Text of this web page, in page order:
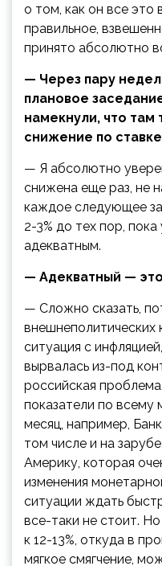
о том, как он все это
правильное,
принято абсолютно
— Через пару
плановое
намекнули, что
снижение по
— Я абсолютно
снижена еще раз, не
каждое следующее
2-3% до тех пор,
адекватным.
— Адекватный —
— Сложно сказать,
внешнеполитических
ситуация с
вырвалась из-под
российская
показатели по всему
месяц, например,
том числе и на
Америку, которая
изменения
ситуации ждать
все-таки не стоит.
к 12-13%, откуда в
мягкое смягчение,